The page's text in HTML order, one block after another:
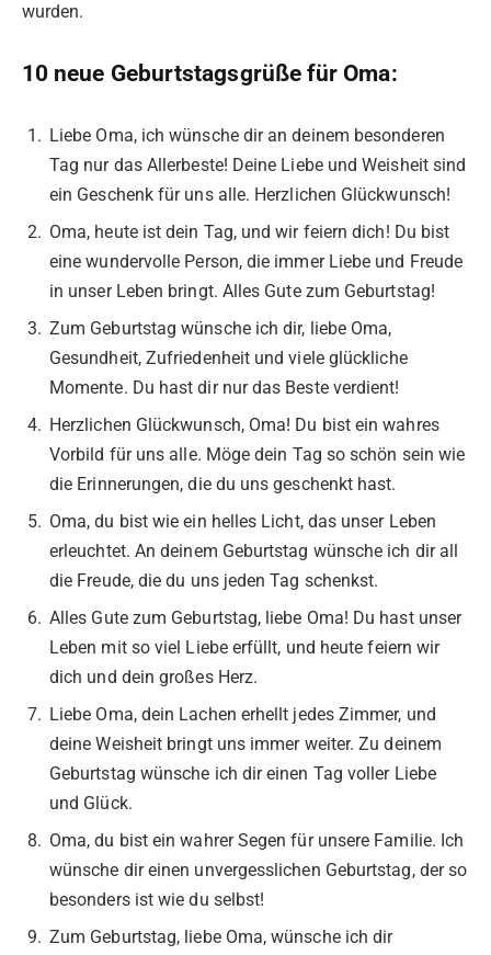
wurden.
10 neue Geburtstagsgrüße für Oma:
Liebe Oma, ich wünsche dir an deinem besonderen
Tag nur das Allerbeste! Deine Liebe und Weisheit sind
ein Geschenk für uns alle. Herzlichen Glückwunsch!
Oma, heute ist dein Tag, und wir feiern dich! Du bist
eine wundervolle Person, die immer Liebe und Freude
in unser Leben bringt. Alles Gute zum Geburtstag!
Zum Geburtstag wünsche ich dir, liebe Oma,
Gesundheit, Zufriedenheit und viele glückliche
Momente. Du hast dir nur das Beste verdient!
Herzlichen Glückwunsch, Oma! Du bist ein wahres
Vorbild für uns alle. Möge dein Tag so schön sein wie
die Erinnerungen, die du uns geschenkt hast.
Oma, du bist wie ein helles Licht, das unser Leben
erleuchtet. An deinem Geburtstag wünsche ich dir all
die Freude, die du uns jeden Tag schenkst.
Alles Gute zum Geburtstag, liebe Oma! Du hast unser
Leben mit so viel Liebe erfüllt, und heute feiern wir
dich und dein großes Herz.
Liebe Oma, dein Lachen erhellt jedes Zimmer, und
deine Weisheit bringt uns immer weiter. Zu deinem
Geburtstag wünsche ich dir einen Tag voller Liebe
und Glück.
Oma, du bist ein wahrer Segen für unsere Familie. Ich
wünsche dir einen unvergesslichen Geburtstag, der so
besonders ist wie du selbst!
Zum Geburtstag, liebe Oma, wünsche ich dir